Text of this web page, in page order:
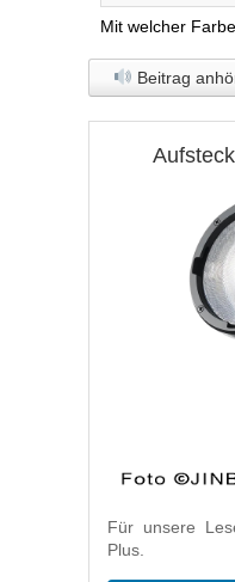
Mit welcher
Beitrag
Für unsere
Plus.